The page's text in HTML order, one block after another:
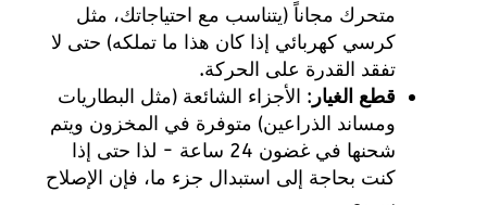
متحرك مجاناً (يتناسب مع احتياجاتك، مثل
كرسي كهربائي إذا كان هذا ما تملكه) حتى لا
تفقد القدرة على الحركة.
قطع الغيار: الأجزاء الشائعة (مثل البطاريات
ومساند الذراعين) متوفرة في المخزون ويتم
شحنها في غضون 24 ساعة - لذا حتى إذا
كنت بحاجة إلى استبدال جزء ما، فإن الإصلاح